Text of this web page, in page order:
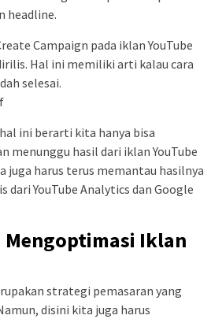
headline.
Campaign pada iklan YouTube
Hal ini memiliki arti kalau cara
selesai.
ini berarti kita hanya bisa
menunggu hasil dari iklan YouTube
juga harus terus memantau hasilnya
YouTube Analytics dan Google
Mengoptimasi Iklan
strategi pemasaran yang
disini kita juga harus